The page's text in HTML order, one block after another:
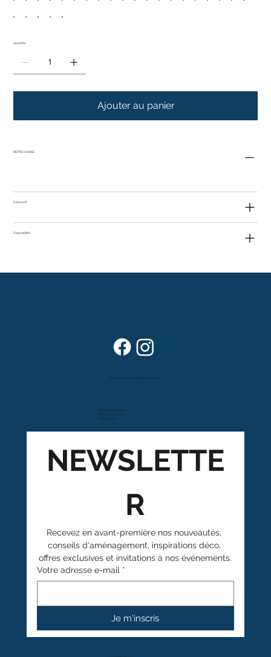
Quantité
Ajouter au panier
BISTRO CHAISE
Fabricant
Disponibilité
Route cantonale 4
Case postale 157
1963 Vétroz
Dans vos foyers depuis plus de 80 ans
NEWSLETTE
R
Recevez en avant-première nos nouveautés,
conseils d'aménagement, inspirations déco,
offres exclusives et invitations à nos événements.
Votre adresse e-mail *
Je m'inscris